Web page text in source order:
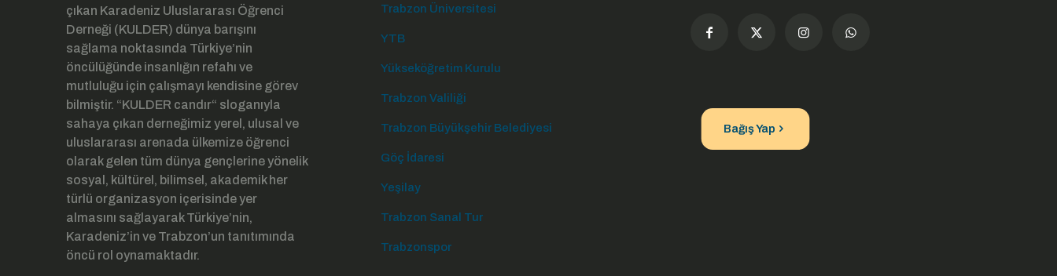
çıkan Karadeniz Uluslararası Öğrenci
Derneği (KULDER) dünya barışını
sağlama noktasında Türkiye’nin
öncülüğünde insanlığın refahı ve
mutluluğu için çalışmayı kendisine görev
bilmiştir. “KULDER candır“ sloganıyla
sahaya çıkan derneğimiz yerel, ulusal ve
uluslararası arenada ülkemize öğrenci
olarak gelen tüm dünya gençlerine yönelik
sosyal, kültürel, bilimsel, akademik her
türlü organizasyon içerisinde yer
almasını sağlayarak Türkiye’nin,
Karadeniz’in ve Trabzon’un tanıtımında
öncü rol oynamaktadır.
Trabzon Üniversitesi
YTB
Yükseköğretim Kurulu
Trabzon Valiliği
Trabzon Büyükşehir Belediyesi
Göç İdaresi
Yeşilay
Trabzon Sanal Tur
Trabzonspor
Bağış Yap